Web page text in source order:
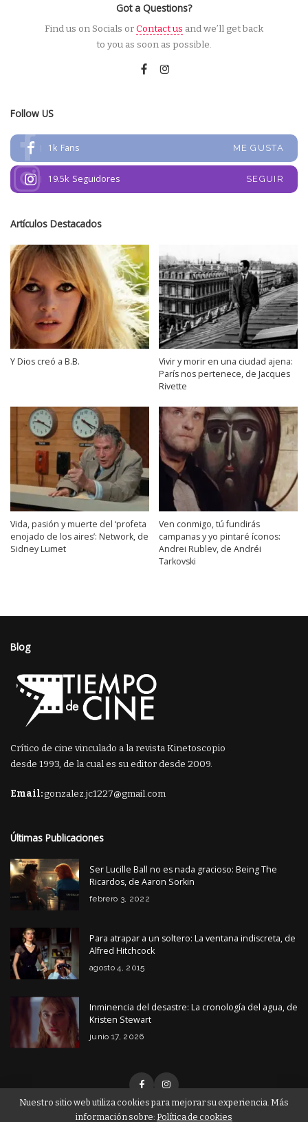
Got a Questions?
Find us on Socials orContact us and we’ll get back
to you as soon as possible.
Follow US
1k Fans ME GUSTA
19.5k Seguidores SEGUIR
Artículos Destacados
Y Dios creó a B.B.
Vivir y morir en una ciudad ajena:
París nos pertenece, de Jacques
Rivette
Vida, pasión y muerte del ‘profeta
enojado de los aires’: Network, de
Sidney Lumet
Ven conmigo, tú fundirás
campanas y yo pintaré íconos:
Andrei Rublev, de Andréi
Tarkovski
Blog
Crítico de cine vinculado a la revista Kinetoscopio
desde 1993, de la cual es su editor desde 2009.
Email:gonzalez.jc1227@gmail.com
Últimas Publicaciones
Ser Lucille Ball no es nada gracioso: Being The
Ricardos, de Aaron Sorkin
febrero 3, 2022
Para atrapar a un soltero: La ventana indiscreta, de
Alfred Hitchcock
agosto 4, 2015
Inminencia del desastre: La cronología del agua, de
Kristen Stewart
junio 17, 2026
Nuestro sitio web utiliza cookies para mejorar su experiencia. Más
información sobre: Política de cookies